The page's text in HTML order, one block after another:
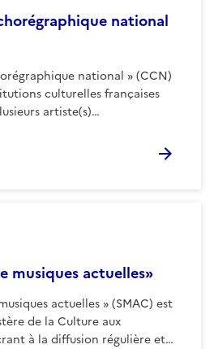
national
national » (CCN)
culturelles françaises
artiste(s)…
musiques actuelles»
actuelles » (SMAC) est
de la Culture aux
à la diffusion régulière et…